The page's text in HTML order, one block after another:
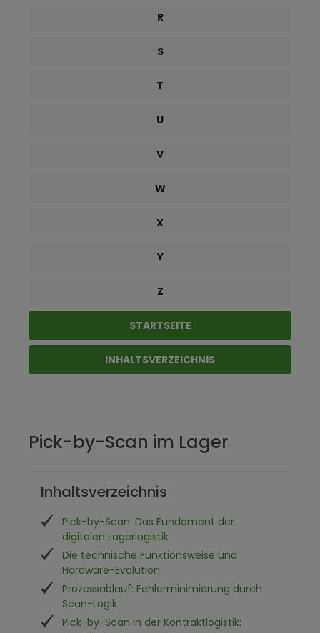
R
S
T
U
V
W
X
Y
Z
STARTSEITE
INHALTSVERZEICHNIS
Pick-by-Scan im Lager
Inhaltsverzeichnis
Pick-by-Scan: Das Fundament der
digitalen Lagerlogistik
Die technische Funktionsweise und
Hardware-Evolution
Prozessablauf: Fehlerminimierung durch
Scan-Logik
Pick-by-Scan in der Kontraktlogistik: